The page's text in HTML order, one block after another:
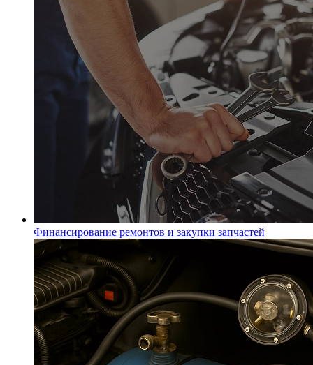
Финансирование ремонтов и закупки запчастей